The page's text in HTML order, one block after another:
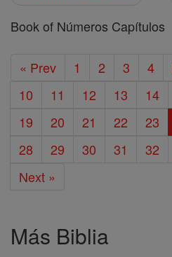
Book of Números Capítulos
« Prev 1 2 3 4
10
11 12 13 14
19
20 21 22 23
28
29 30 31 32
Next »
Más Biblia